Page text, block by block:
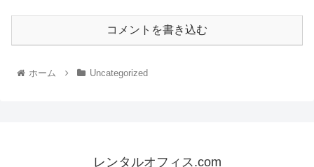
コメントを書き込む
ホーム Uncategorized
レンタルオフィス.com